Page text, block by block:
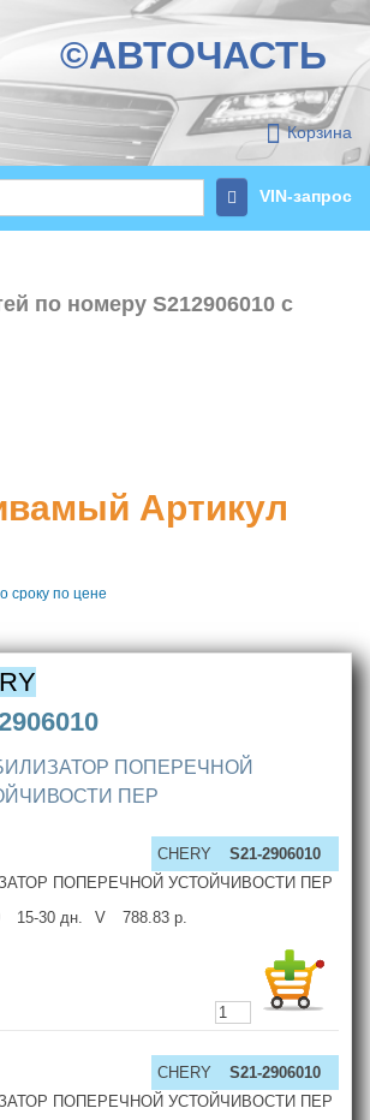
©АВТОЧАСТЬ
Корзина
VIN-запрос
по номеру S212906010 с
Артикул
сроку по цене
ПОПЕРЕЧНОЙ
ПЕР
CHERY
S21-2906010
ПОПЕРЕЧНОЙ УСТОЙЧИВОСТИ ПЕР
15-30 дн. V 788.83 р.
CHERY
S21-2906010
ПОПЕРЕЧНОЙ УСТОЙЧИВОСТИ ПЕР